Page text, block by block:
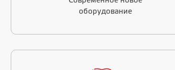
оборудование